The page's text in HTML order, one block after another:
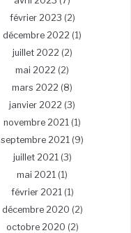
février 2023 (2)
décembre 2022 (1)
juillet 2022 (2)
mai 2022 (2)
mars 2022 (8)
janvier 2022 (3)
novembre 2021 (1)
septembre 2021 (9)
juillet 2021(3)
mai 2021 (1)
février 2021(1)
décembre 2020 (2)
octobre 2020 (2)